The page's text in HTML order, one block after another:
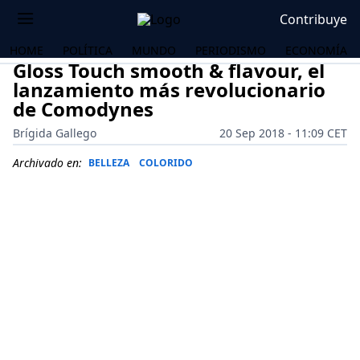
Contribuye
HOME POLÍTICA MUNDO PERIODISMO ECONOMÍA
Gloss Touch smooth & flavour, el
lanzamiento más revolucionario
de Comodynes
Brígida Gallego
20 Sep 2018 - 11:09 CET
Archivado en: BELLEZA COLORIDO